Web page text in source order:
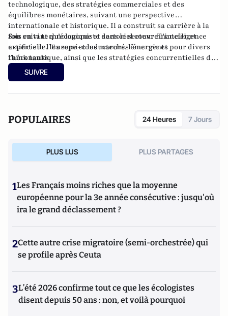
technologique, des stratégies commerciales et des
équilibres monétaires, suivant une perspective
internationale et historique. Il a construit sa carrière à la
fois en tant qu’économiste dans le secteur financier et
expert sur l’Europe et les marchés émergents pour divers
think tanks.
Son suivi technologique et sectoriel couvre l’intelligence
artificielle, les semi-conducteurs, l’énergie et
l’aéronautique, ainsi que les stratégies concurrentielles des
grandes puissances dans ces domaines. Ingénieur de l’ISAE-
Supaéro, il est également titulaire d’un master de l’École
SUIVRE
POPULAIRES 24 Heures 7 Jours
PLUS LUS PLUS PARTAGES
1Les Français moins riches que la moyenne
européenne pour la 3e année consécutive : jusqu'où
ira le grand déclassement ?
2Cette autre crise migratoire (semi-orchestrée) qui
se profile après Ceuta
3L’été 2026 confirme tout ce que les écologistes
disent depuis 50 ans : non, et voilà pourquoi